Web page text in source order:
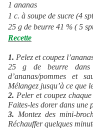
1 ananas
1 c. à soupe de sucre (4
25 g de beurre 41 % ( 5
Recette
1. Pelez et coupez
25 g de beurre dans
d’ananas/pommes et
Mélangez jusqu’à ce que
2. Peler et coupez
Faites-les dorer dans une
3. Montez des mini-
Réchauffer quelques